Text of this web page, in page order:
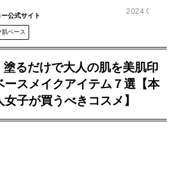
ー公式サイト
2024.02.27
肌ベース
塗るだけで大人の肌を美肌印
ースメイクアイテム７選【本
女子が買うべきコスメ】